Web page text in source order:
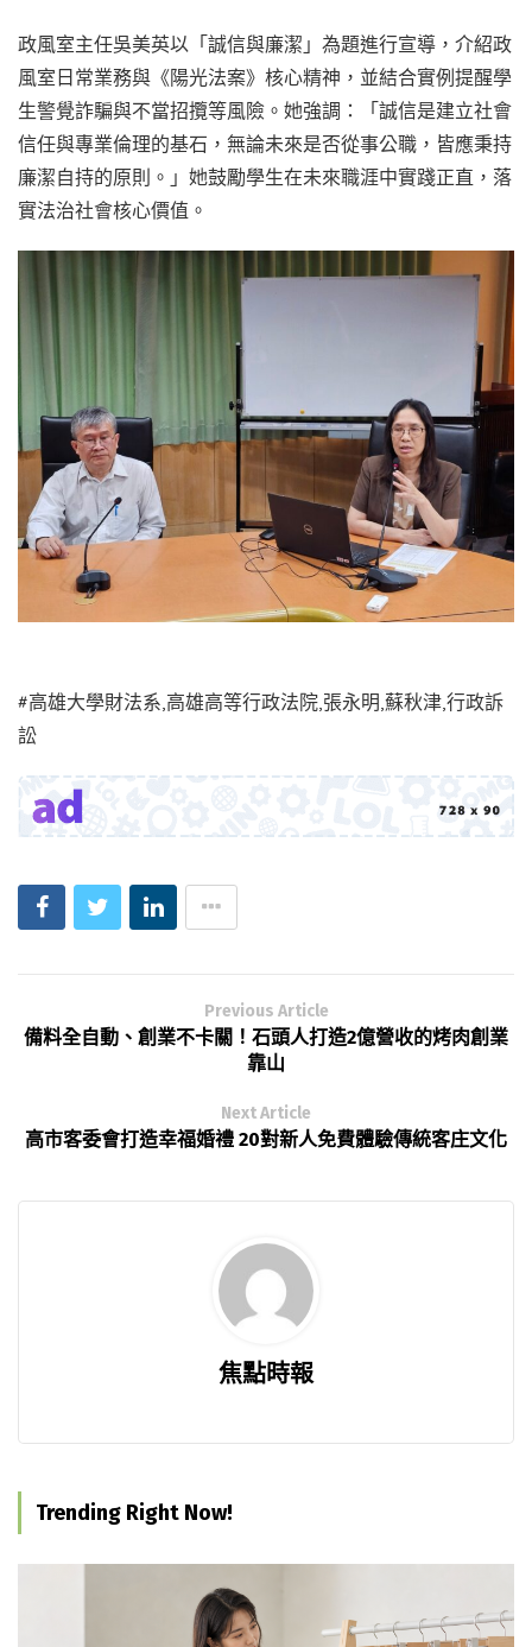
政風室主任吳美英以「誠信與廉潔」為題進行宣導，介紹政
風室日常業務與《陽光法案》核心精神，並結合實例提醒學
生警覺詐騙與不當招攬等風險。她強調：「誠信是建立社會
信任與專業倫理的基石，無論未來是否從事公職，皆應秉持
廉潔自持的原則。」她鼓勵學生在未來職涯中實踐正直，落
實法治社會核心價值。
#高雄大學財法系,高雄高等行政法院,張永明,蘇秋津,行政訴
訟
Previous Article
備料全自動、創業不卡關！石頭人打造2億營收的烤肉創業
靠山
Next Article
高市客委會打造幸福婚禮 20對新人免費體驗傳統客庄文化
焦點時報
Trending Right Now!